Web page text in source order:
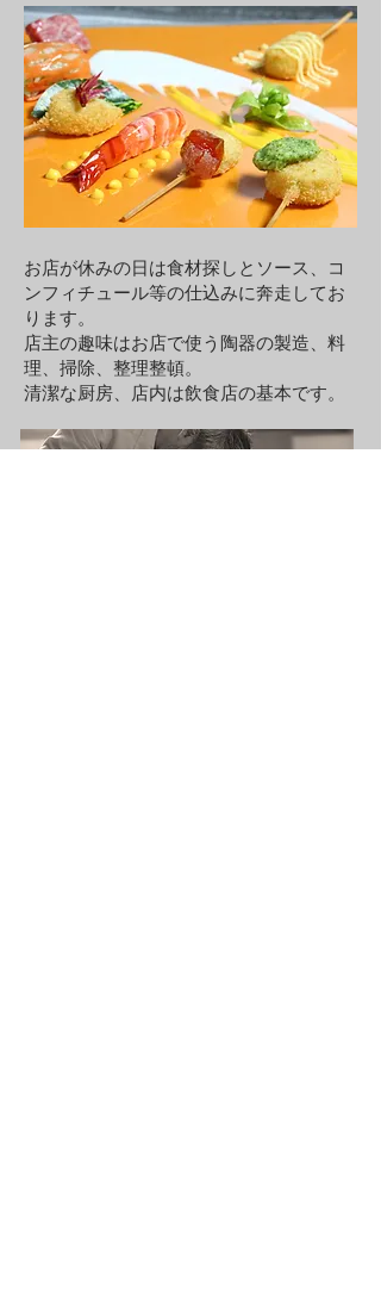
お店が休みの日は食材探しとソース、コ
ンフィチュール等の仕込みに奔走してお
ります。
店主の趣味はお店で使う陶器の製造、料
理、掃除、整理整頓。
​清潔な厨房、店内は飲食店の基本です。